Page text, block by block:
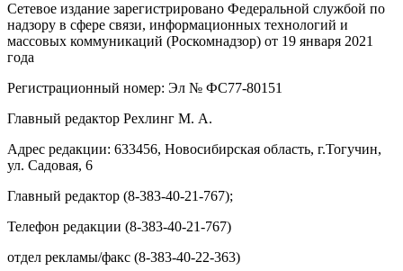
Сетевое издание зарегистрировано Федеральной службой по
надзору в сфере связи, информационных технологий и
массовых коммуникаций (Роскомнадзор) от 19 января 2021
года
Регистрационный номер: Эл № ФС77-80151
Главный редактор Рехлинг М. А.
Адрес редакции: 633456, Новосибирская область, г.Тогучин,
ул. Садовая, 6
Главный редактор (8-383-40-21-767);
Телефон редакции (8-383-40-21-767)
отдел рекламы/факс (8-383-40-22-363)